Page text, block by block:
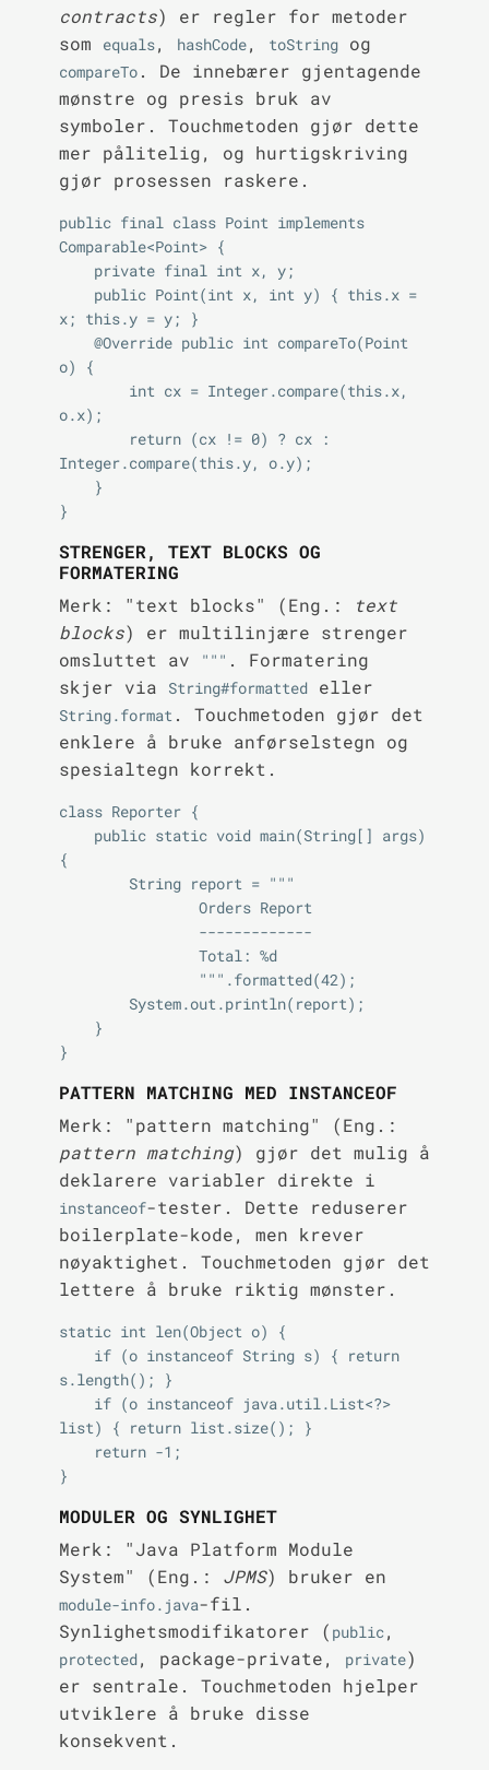
contracts) er regler for metoder
som
equals, hashCode, toStringog
compareTo. De innebærer gjentagende
mønstre og presis bruk av
symboler. Touchmetoden gjør dette
mer pålitelig, og hurtigskriving
gjør prosessen raskere.
public final class Point implements
Comparable<Point> {
x; this.y = y; }
o) {
o.x);
Integer.compare(this.y, o.y);
STRENGER, TEXT BLOCKS OG
FORMATERING
Merk: "text blocks" (Eng.:
text
blocks) er multilinjære strenger
omsluttet av
""" . Formatering
skjer via
String#formattedeller
String.format . Touchmetoden gjør det
enklere å bruke anførselstegn og
spesialtegn korrekt.
class Reporter {
{
PATTERN MATCHING MED INSTANCEOF
Merk: "pattern matching" (Eng.:
pattern matching) gjør det mulig å
deklarere variabler direkte i
instanceof-tester. Dette reduserer
boilerplate-kode, men krever
nøyaktighet. Touchmetoden gjør det
lettere å bruke riktig mønster.
static int len(Object o) {
s.length(); }
list) { return list.size(); }
MODULER OG SYNLIGHET
Merk: "Java Platform Module
System" (Eng.: JPMS) bruker en
module-info.java-fil.
Synlighetsmodifikatorer ( public,
protected, package-private, private)
er sentrale. Touchmetoden hjelper
utviklere å bruke disse
konsekvent.